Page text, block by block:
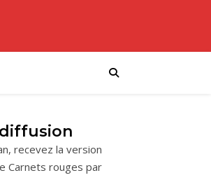
recevez la version
Carnets rouges par